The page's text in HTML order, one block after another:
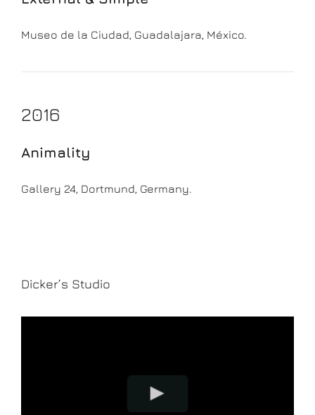
Museo de la Ciudad, Guadalajara, México.
2016
Animality
Gallery 24, Dortmund, Germany.
Dicker’s Studio